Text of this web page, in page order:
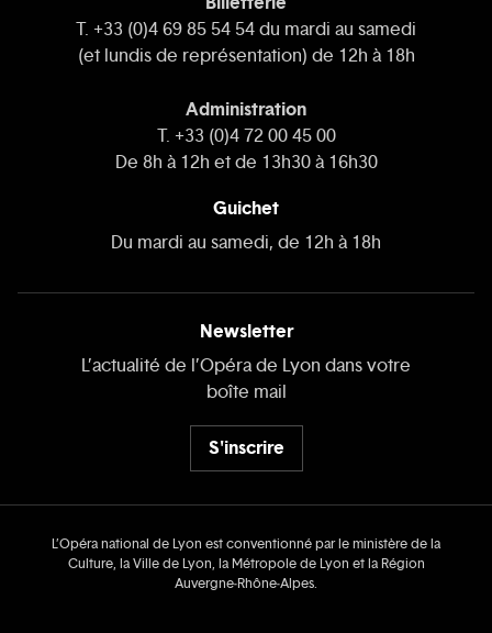
T. +33 (0)4 69 85 54 54 du mardi au samedi
(et lundis de représentation) de 12h à 18h
Administration
T. +33 (0)4 72 00 45 00
De 8h à 12h et de 13h30 à 16h30
Guichet
Du mardi au samedi, de 12h à 18h
Newsletter
L’actualité de l’Opéra de Lyon dans votre
boîte mail
S'inscrire
L’Opéra national de Lyon est conventionné par le ministère de la
Culture, la Ville de Lyon, la Métropole de Lyon et la Région
Auvergne‑Rhône‑Alpes.